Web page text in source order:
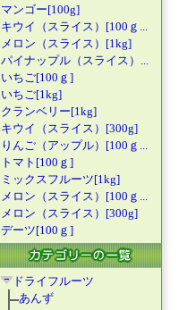
マンゴー[100g]
キウイ（スライス ）[100ｇ...
メロン（スライス ）[1kg]
パイナップル（スライス）...
いちご[100ｇ]
いちご[1kg]
クランベリー[1kg]
キウイ（スライス ）[300g]
りんご（アップル）[100ｇ...
トマト[100ｇ]
ミックスフルーツ[1kg]
メロン（スライス ）[100ｇ...
メロン（スライス ）[300g]
デーツ[100ｇ]
ドライフルーツ
あんず